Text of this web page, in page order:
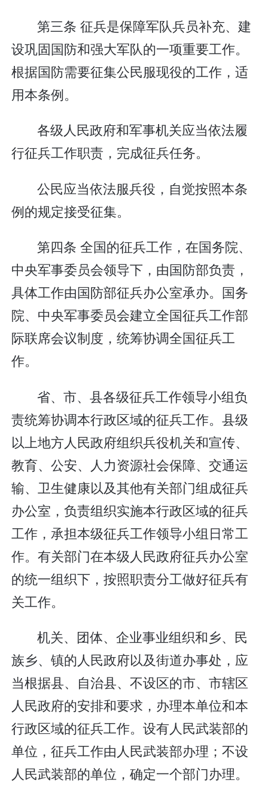
第三条 征兵是保障军队兵员补充、建
设巩固国防和强大军队的一项重要工作。
根据国防需要征集公民服现役的工作，适
用本条例。
各级人民政府和军事机关应当依法履
行征兵工作职责，完成征兵任务。
公民应当依法服兵役，自觉按照本条
例的规定接受征集。
第四条 全国的征兵工作，在国务院、
中央军事委员会领导下，由国防部负责，
具体工作由国防部征兵办公室承办。国务
院、中央军事委员会建立全国征兵工作部
际联席会议制度，统筹协调全国征兵工
作。
省、市、县各级征兵工作领导小组负
责统筹协调本行政区域的征兵工作。县级
以上地方人民政府组织兵役机关和宣传、
教育、公安、人力资源社会保障、交通运
输、卫生健康以及其他有关部门组成征兵
办公室，负责组织实施本行政区域的征兵
工作，承担本级征兵工作领导小组日常工
作。有关部门在本级人民政府征兵办公室
的统一组织下，按照职责分工做好征兵有
关工作。
机关、团体、企业事业组织和乡、民
族乡、镇的人民政府以及街道办事处，应
当根据县、自治县、不设区的市、市辖区
人民政府的安排和要求，办理本单位和本
行政区域的征兵工作。设有人民武装部的
单位，征兵工作由人民武装部办理；不设
人民武装部的单位，确定一个部门办理。